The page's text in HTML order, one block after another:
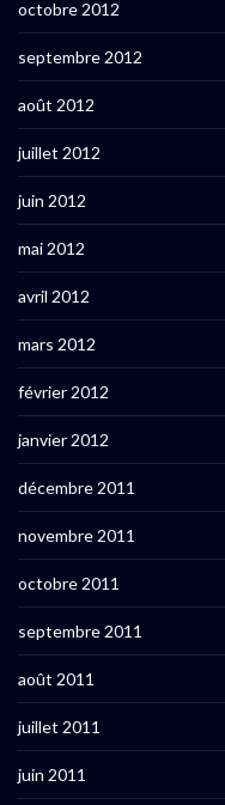
octobre 2012
septembre 2012
août 2012
juillet 2012
juin 2012
mai 2012
avril 2012
mars 2012
février 2012
janvier 2012
décembre 2011
novembre 2011
octobre 2011
septembre 2011
août 2011
juillet 2011
juin 2011